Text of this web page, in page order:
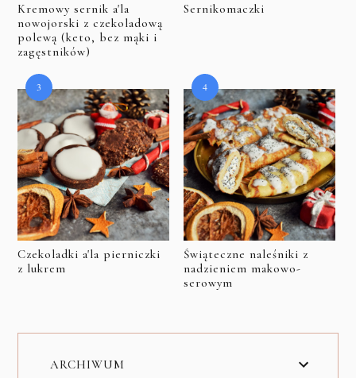
Kremowy sernik a'la
nowojorski z czekoladową
polewą (keto, bez mąki i
zagęstników)
Sernikomaczki
Czekoladki a'la pierniczki
z lukrem
Świąteczne naleśniki z
nadzieniem makowo-
serowym
ARCHIWUM